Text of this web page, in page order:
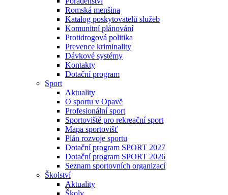
Romská menšina
Katalog poskytovatelů služeb
Komunitní plánování
Protidrogová politika
Prevence kriminality
Dávkové systémy
Kontakty
Dotační program
Sport
Aktuality
O sportu v Opavě
Profesionální sport
Sportoviště pro rekreační sport
Mapa sportovišť
Plán rozvoje sportu
Dotační program SPORT 2027
Dotační program SPORT 2026
Seznam sportovních organizací
Školství
Aktuality